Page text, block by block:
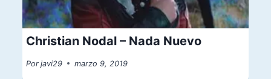
Christian Nodal – Nada Nuevo
Por javi29 marzo 9, 2019